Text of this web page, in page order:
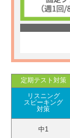
定期テスト対策
リスニング
スピーキング
対策
中1